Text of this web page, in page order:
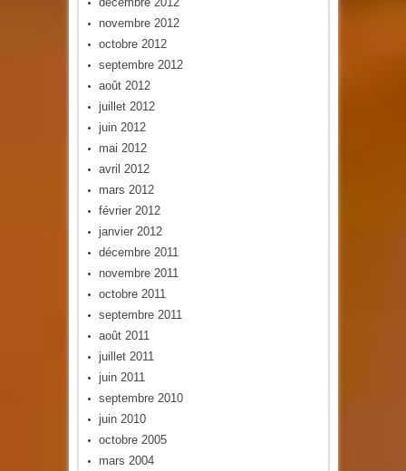
novembre 2012
octobre 2012
septembre 2012
août 2012
juillet 2012
juin 2012
mai 2012
avril 2012
mars 2012
février 2012
janvier 2012
décembre 2011
novembre 2011
octobre 2011
septembre 2011
août 2011
juillet 2011
juin 2011
septembre 2010
juin 2010
octobre 2005
mars 2004